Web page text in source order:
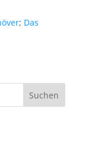
; Das